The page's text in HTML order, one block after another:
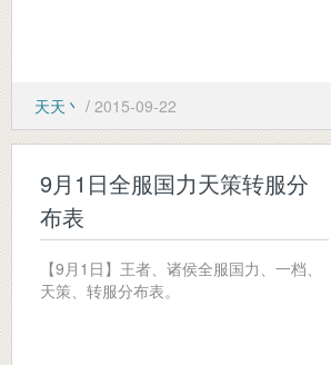
天天丶 / 2015-09-22
9月1日全服国力天策转服分
布表
【9月1日】王者、诸侯全服国力、一档、
天策、转服分布表。